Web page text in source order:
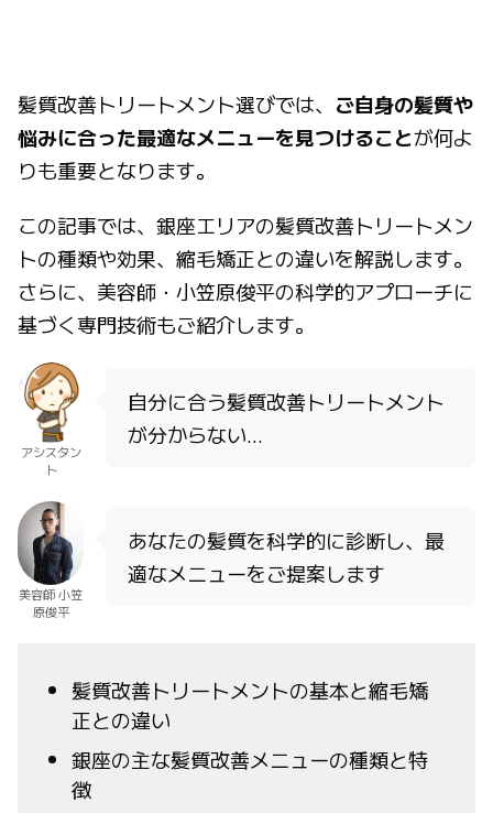
髪質改善トリートメント選びでは、 ご自身の髪質や
悩みに合った最適なメニューを見つけることが何よ
りも重要となります。
この記事では、銀座エリアの髪質改善トリートメン
トの種類や効果、縮毛矯正との違いを解説します。
さらに、美容師・小笠原俊平の科学的アプローチに
基づく専門技術もご紹介します。
アシスタン
ト
自分に合う髪質改善トリートメント
が分からない…
美容師 小笠
原俊平
あなたの髪質を科学的に診断し、最
適なメニューをご提案します
髪質改善トリートメントの基本と縮毛矯
正との違い
銀座の主な髪質改善メニューの種類と特
徴